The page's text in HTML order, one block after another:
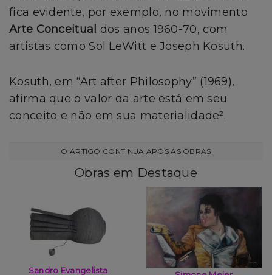
fica evidente, por exemplo, no movimento
Arte Conceitual dos anos 1960-70, com
artistas como Sol LeWitt e Joseph Kosuth.
Kosuth, em “Art after Philosophy” (1969),
afirma que o valor da arte está em seu
conceito e não em sua materialidade².
Obras em Destaque
Sandro Evangelista